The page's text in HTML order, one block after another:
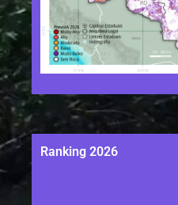
Ranking 2026